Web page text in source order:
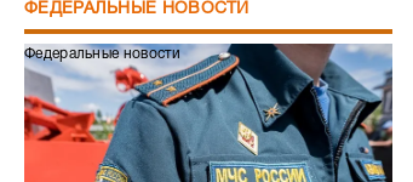
ФЕДЕРАЛЬНЫЕ НОВОСТИ
Федеральные новости